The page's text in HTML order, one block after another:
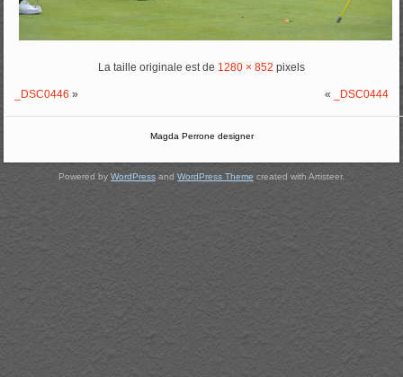
La taille originale est de 1280 × 852 pixels
_DSC0446 » « _DSC0444
Magda Perrone designer
Powered by WordPress and WordPress Theme created with Artisteer.